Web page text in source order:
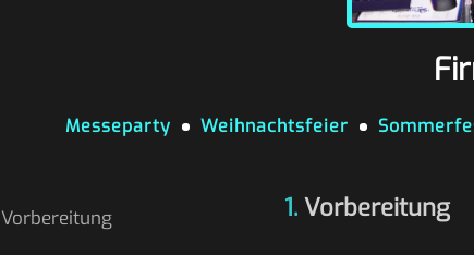
Messeparty Weihnachtsfeier
Vorbereitung 1. Vorbereitung